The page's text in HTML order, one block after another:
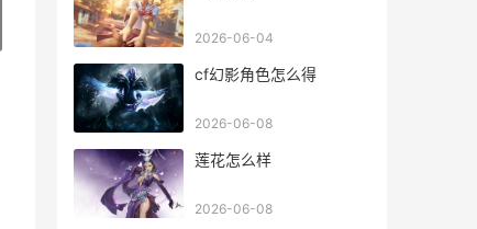
2026-06-04
cf幻影角色怎么得
2026-06-08
莲花怎么样
2026-06-08